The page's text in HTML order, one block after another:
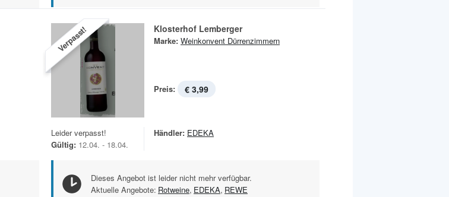
Verpasst! Klosterhof Lemberger
Marke: Weinkonvent Dürrenzimmern
Preis: € 3,99
Leider verpasst!
Gültig: 12.04. - 18.04.
Händler: EDEKA
Dieses Angebot ist leider nicht mehr verfügbar.
Aktuelle Angebote: Rotweine, EDEKA, REWE